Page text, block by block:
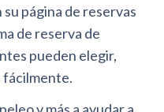
página de reservas
de reserva de
pueden elegir,
fácilmente.
y más a ayudar a